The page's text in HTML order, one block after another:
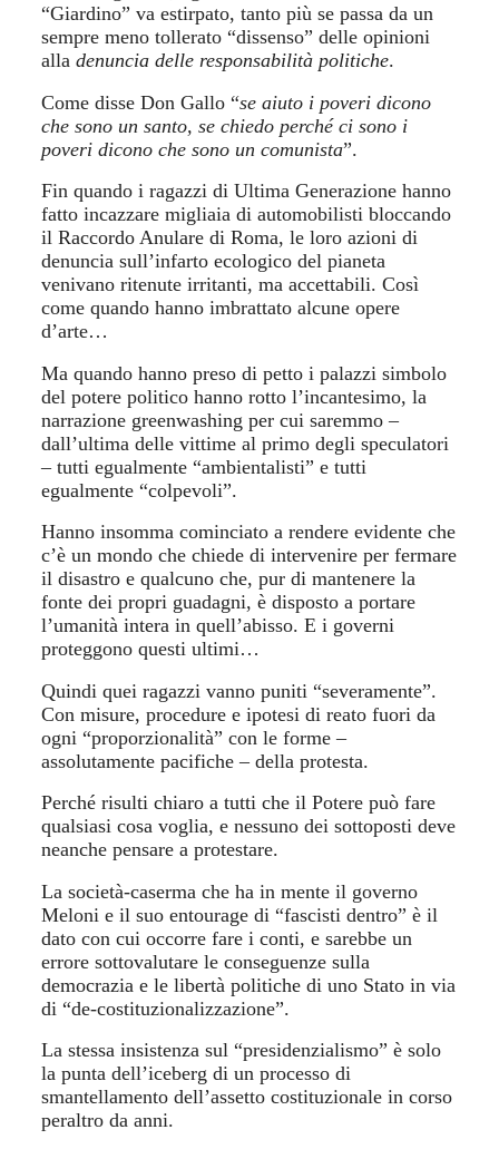
“Giardino” va estirpato, tanto più se passa da un
sempre meno tollerato “dissenso” delle opinioni
alladenuncia delle responsabilità politiche.
Come disse Don Gallo “se aiuto i poveri dicono
che sono un santo, se chiedo perché ci sono i
poveri dicono che sono un comunista”.
Fin quandoi ragazzi di Ultima Generazione hanno
fatto incazzare migliaia di automobilisti bloccando
il Raccordo Anulare di Roma, le loro azioni di
denunciasull’infarto ecologico del pianeta
venivano ritenute irritanti, ma accettabili. Così
come quando hanno imbrattato alcune opere
d’arte…
Maquando hanno preso di petto i palazzi simbolo
del potere politicohanno rotto l’incantesimo, la
narrazione greenwashing per cui saremmo –
dall’ultima delle vittime al primo degli speculatori
– tutti egualmente “ambientalisti” e tutti
egualmente “colpevoli”.
Hanno insomma cominciato a rendere evidente che
c’è un mondo che chiede di intervenire per fermare
il disastro e qualcuno che, pur di mantenere la
fonte dei propri guadagni, è disposto a portare
l’umanità intera in quell’abisso. E i governi
proteggono questi ultimi…
Quindi quei ragazzi vanno puniti “severamente”.
Con misure, procedure e ipotesi di reato fuori da
ogni “proporzionalità” con le forme –
assolutamente pacifiche – della protesta.
Perché risulti chiaro a tutti che il Potere può fare
qualsiasi cosa voglia, e nessuno dei sottoposti deve
neanche pensare a protestare.
La società-caserma che ha in mente il governo
Meloni e il suo entourage di “fascisti dentro” è il
dato con cui occorre fare i conti, e sarebbe un
errore sottovalutare le conseguenze sulla
democrazia e le libertà politiche di uno Stato in via
di “de-costituzionalizzazione”.
La stessa insistenza sul “presidenzialismo” è solo
la punta dell’iceberg di un processo di
smantellamento dell’assetto costituzionale in corso
peraltro da anni.